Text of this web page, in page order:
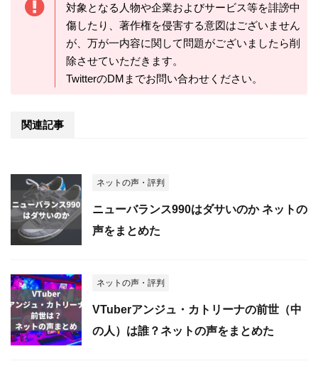
対象となる人物や企業およびサービス等を誹謗中
傷したり、著作権を侵害する意図はございません
が、万が一内容に関して問題がございましたら削
除させていただきます。
TwitterのDMまでお問い合わせください。
関連記事
ネットの声・評判
ニューバランス990はダサいのか ネットの
声をまとめた
ネットの声・評判
VTuberアンジュ・カトリーナの前世（中
の人）は誰？ネットの声をまとめた